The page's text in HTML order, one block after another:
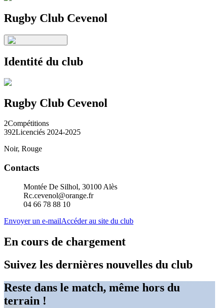
Rugby Club Cevenol
Identité du club
Rugby Club Cevenol
2Compétitions
392Licenciés 2024-2025
Noir, Rouge
Contacts
Montée De Silhol, 30100 Alès
Rc.cevenol@orange.fr
04 66 78 88 10
Envoyer un e-mailAccéder au site du club
En cours de chargement
Suivez les dernières nouvelles du club
Reste dans le match, même hors du
terrain !